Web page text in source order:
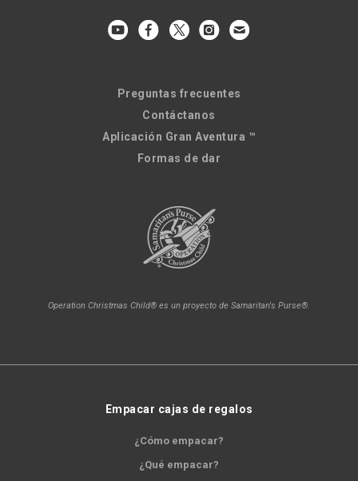
Preguntas frecuentes
Contáctanos
Aplicación Gran Aventura ™
Formas de dar
Operation Christmas Child® es un proyecto de Samaritan's Purse®.
Empacar cajas de regalos
¿Cómo empacar?
¿Qué empacar?